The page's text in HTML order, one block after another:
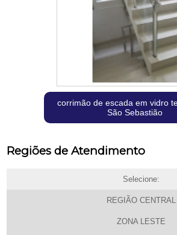
corrimão de escada em vidro
São Sebastião
Regiões de Atendimento
Selecione:
REGIÃO CENTRAL
ZONA LESTE